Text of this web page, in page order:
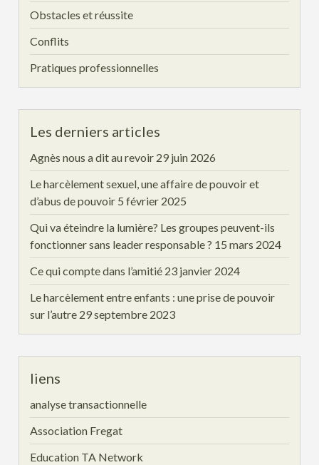
Obstacles et réussite
Conflits
Pratiques professionnelles
Les derniers articles
Agnès nous a dit au revoir 29 juin 2026
Le harcèlement sexuel, une affaire de pouvoir et
d’abus de pouvoir 5 février 2025
Qui va éteindre la lumière? Les groupes peuvent-ils
fonctionner sans leader responsable ? 15 mars 2024
Ce qui compte dans l’amitié 23 janvier 2024
Le harcèlement entre enfants : une prise de pouvoir
sur l’autre 29 septembre 2023
liens
analyse transactionnelle
Association Fregat
Education TA Network